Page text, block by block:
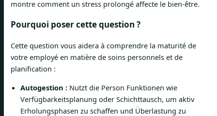
montre comment un stress prolongé affecte le bien-être.
Pourquoi poser cette question ?
Cette question vous aidera à comprendre la maturité de
votre employé en matière de soins personnels et de
planification :
Autogestion : Nutzt die Person Funktionen wie
Verfügbarkeitsplanung oder Schichttausch, um aktiv
Erholungsphasen zu schaffen und Überlastung zu